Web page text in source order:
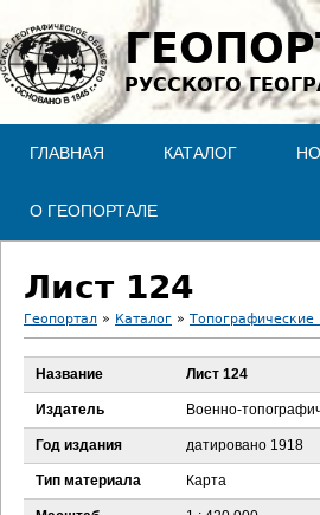
Jump to
РУССКОГО
ГЛАВНАЯ КАТАЛОГ
О ГЕОПОРТАЛЕ
Лист 124
В
ы
д
Геопортал » Каталог » Топографические
Название Лист 124
Издатель Военно-
Год издания датировано 1918
Тип материала Карта